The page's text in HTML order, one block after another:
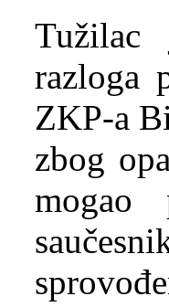
Tužilac
razloga
ZKP-a
zbog